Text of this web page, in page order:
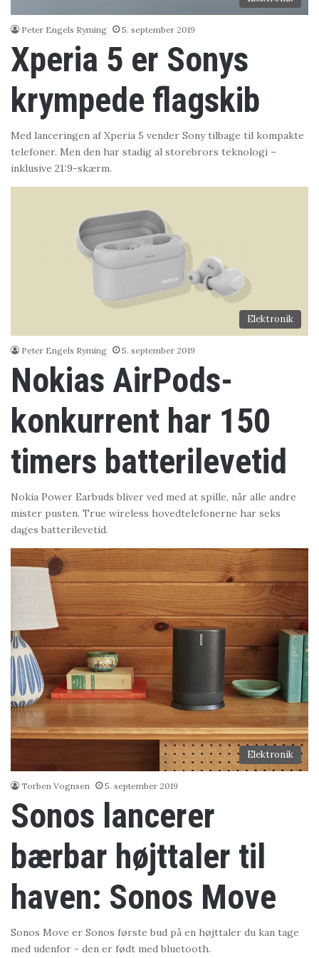
Peter Engels Ryming 5. september 2019
Xperia 5 er Sonys
krympede flagskib
Med lanceringen af Xperia 5 vender Sony tilbage til kompakte
telefoner. Men den har stadig al storebrors teknologi –
inklusive 21:9-skærm.
Elektronik
Peter Engels Ryming 5. september 2019
Nokias AirPods-
konkurrent har 150
timers batterilevetid
Nokia Power Earbuds bliver ved med at spille, når alle andre
mister pusten. True wireless hovedtelefonerne har seks
dages batterilevetid.
Elektronik
Torben Vognsen 5. september 2019
Sonos lancerer
bærbar højttaler til
haven: Sonos Move
Sonos Move er Sonos første bud på en højttaler du kan tage
med udenfor - den er født med bluetooth.